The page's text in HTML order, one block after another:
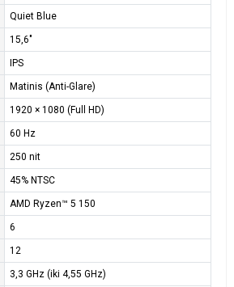
Quiet Blue
15,6"
IPS
Matinis (Anti-Glare)
1920 × 1080 (Full HD)
60 Hz
250 nit
45% NTSC
AMD Ryzen™ 5 150
6
12
3,3 GHz (iki 4,55 GHz)